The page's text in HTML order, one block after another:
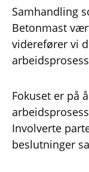
Samhandling
Betonmast
viderefører vi
Fokuset er på
Involverte
beslutninger